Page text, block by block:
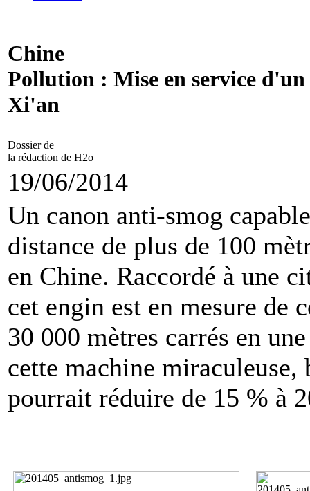
Chine
Pollution : Mise en service
Xi'an
Dossier de
la rédaction de H2o
19/06/2014
Un canon anti-smog
distance de plus de 100
en Chine. Raccordé à une
cet engin est en mesure de
30 000 mètres carrés en
cette machine miraculeuse,
pourrait réduire de 15 % à